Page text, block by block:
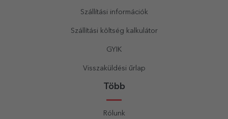
Szállítási információk
Szállítási költség kalkulátor
GYIK
Visszaküldési űrlap
Több
Rólunk